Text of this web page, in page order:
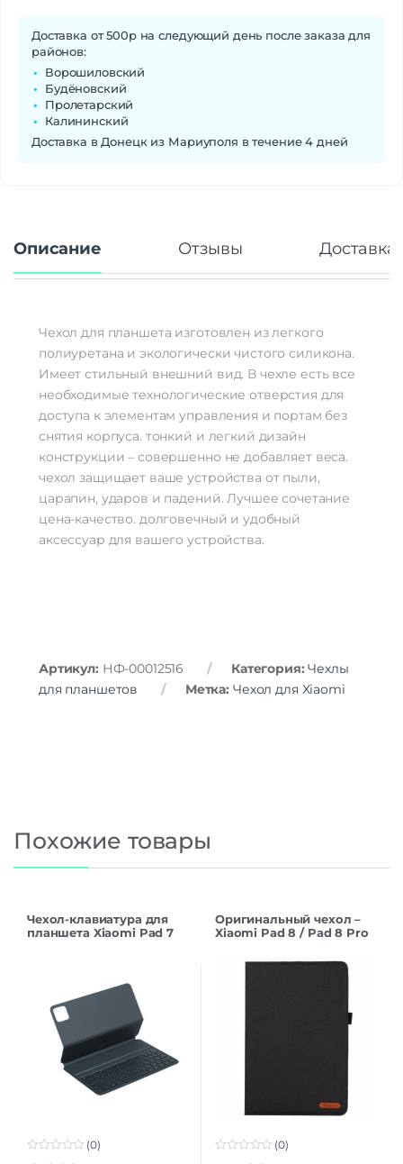
Доставка от 500р на следующий день после заказа для
районов:
Ворошиловский
Будёновский
Пролетарский
Калининский
Доставка в Донецк из Мариуполя в течение 4 дней
Описание Отзывы Доставка
Чехол для планшета изготовлен из легкого
полиуретана и экологически чистого силикона.
Имеет стильный внешний вид. В чехле есть все
необходимые технологические отверстия для
доступа к элементам управления и портам без
снятия корпуса. тонкий и легкий дизайн
конструкции – совершенно не добавляет веса.
чехол защищает ваше устройства от пыли,
царапин, ударов и падений. Лучшее сочетание
цена-качество. долговечный и удобный
аксессуар для вашего устройства.
Артикул: НФ-00012516 Категория:Чехлы
для планшетов
Метка: Чехол для Xiaomi
Похожие товары
Чехол-клавиатура для
планшета Xiaomi Pad 7
(0)
Оригинальный чехол –
Xiaomi Pad 8 / Pad 8 Pro
(0)